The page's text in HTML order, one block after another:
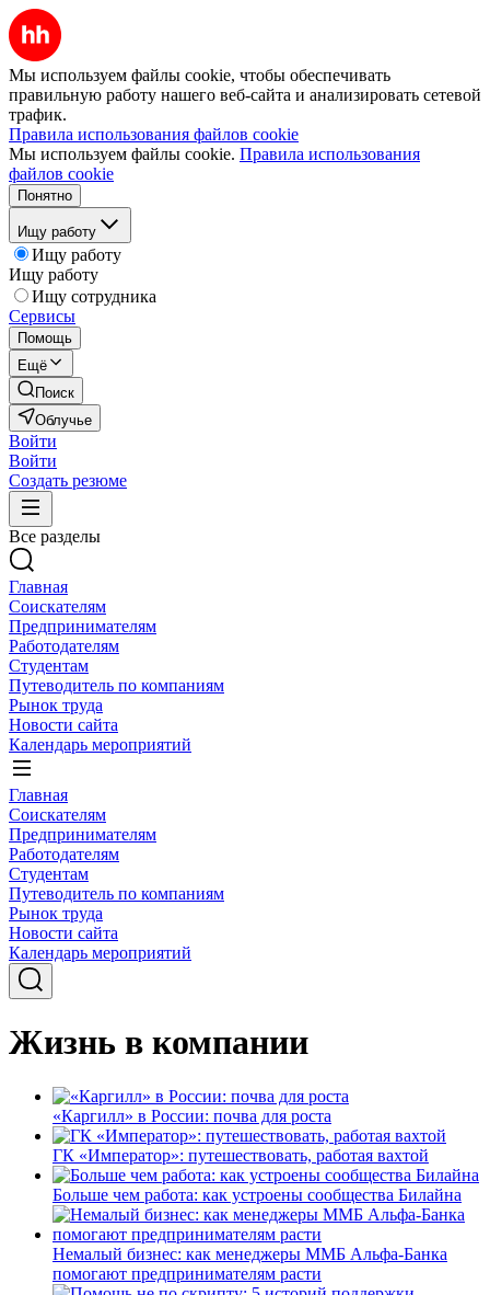
Мы используем файлы cookie, чтобы обеспечивать
правильную работу нашего веб-сайта и анализировать сетевой
трафик.
Правила использования файлов cookie
Мы используем файлы cookie. Правила использования
файлов cookie
Понятно
Ищу работу
Ищу работу
Ищу работу
Ищу сотрудника
Сервисы
Помощь
Ещё
Поиск
Облучье
Войти
Войти
Создать резюме
Все разделы
Главная
Соискателям
Предпринимателям
Работодателям
Студентам
Путеводитель по компаниям
Рынок труда
Новости сайта
Календарь мероприятий
Главная
Соискателям
Предпринимателям
Работодателям
Студентам
Путеводитель по компаниям
Рынок труда
Новости сайта
Календарь мероприятий
Жизнь в компании
«Каргилл» в России: почва для роста
ГК «Император»: путешествовать, работая вахтой
Больше чем работа: как устроены сообщества Билайна
Немалый бизнес: как менеджеры ММБ Альфа-Банка
помогают предпринимателям расти